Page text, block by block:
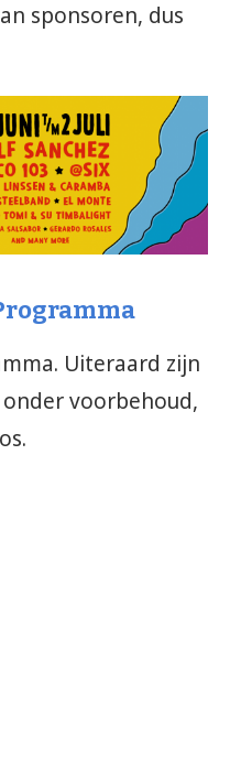
sponsoren, dus
Uiteraard zijn
voorbehoud,